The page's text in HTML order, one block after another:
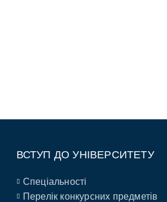
ВСТУП ДО УНІВЕРСИТЕТУ
Спеціальності
Перелік конкурсних предметів